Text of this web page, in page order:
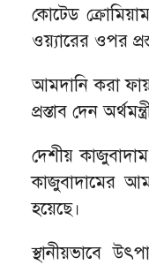
কোটেড
ওয়্যারের ওপর
আমদানি করা
প্রস্তাব দেন
দেশীয়
কাজুবাদামের
হয়েছে।
স্থানীয়ভাবে